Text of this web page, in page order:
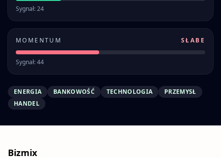
Sygnał: 24
MOMENTUM SŁABE
Sygnał: 44
ENERGIA BANKOWOŚĆ TECHNOLOGIA
PRZEMYSŁ
HANDEL
Bizmix